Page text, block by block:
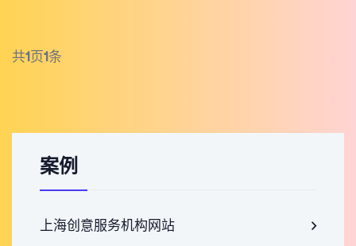
共1 页1条
案例
上海创意服务机构网站